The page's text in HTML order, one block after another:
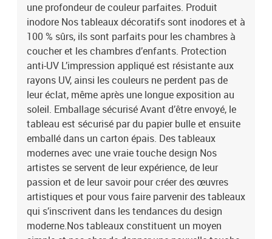
une profondeur de couleur parfaites. Produit
inodore Nos tableaux décoratifs sont inodores et à
100 % sûrs, ils sont parfaits pour les chambres à
coucher et les chambres d’enfants. Protection
anti-UV L’impression appliqué est résistante aux
rayons UV, ainsi les couleurs ne perdent pas de
leur éclat, même après une longue exposition au
soleil. Emballage sécurisé Avant d’être envoyé, le
tableau est sécurisé par du papier bulle et ensuite
emballé dans un carton épais. Des tableaux
modernes avec une vraie touche design Nos
artistes se servent de leur expérience, de leur
passion et de leur savoir pour créer des œuvres
artistiques et pour vous faire parvenir des tableaux
qui s’inscrivent dans les tendances du design
moderne.Nos tableaux constituent un moyen